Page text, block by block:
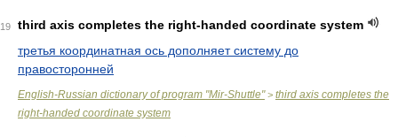
19
third axis completes the right-handed coordinate system
третья координатная ось дополняет систему до
правосторонней
English-Russian dictionary of program "Mir-Shuttle"> third axis completes the
right-handed coordinate system